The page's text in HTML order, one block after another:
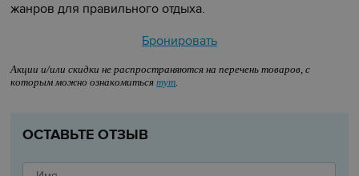
жанров для правильного отдыха.
Бронировать
Акции и/или скидки не распространяются на перечень товаров, с
которым можно ознакомитьсятут.
ОСТАВЬТЕ ОТЗЫВ